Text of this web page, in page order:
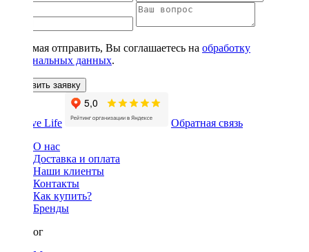
Нажимая отправить, Вы соглашаетесь на обработку
персональных данных.
Оставить заявку
Обратная связь
О нас
Доставка и оплата
Наши клиенты
Контакты
Как купить?
Бренды
Каталог